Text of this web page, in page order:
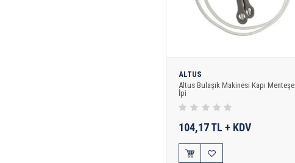
ALTUS
Altus Bulaşık Makinesi Kapı Menteşe
İpi
104,17 TL + KDV